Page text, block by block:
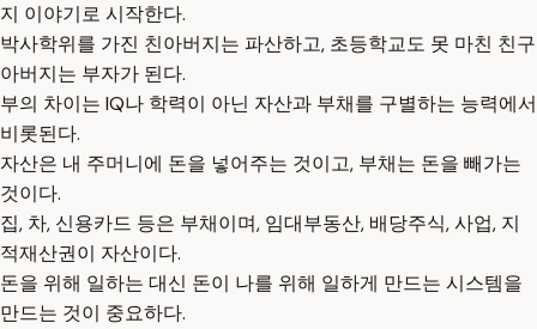
지 이야기로 시작한다.
박사학위를 가진 친아버지는 파산하고, 초등학교도 못 마친 친구
아버지는 부자가 된다.
부의 차이는 IQ나 학력이 아닌 자산과 부채를 구별하는 능력에서
비롯된다.
자산은 내 주머니에 돈을 넣어주는 것이고, 부채는 돈을 빼가는
것이다.
집, 차, 신용카드 등은 부채이며, 임대부동산, 배당주식, 사업, 지
적재산권이 자산이다.
돈을 위해 일하는 대신 돈이 나를 위해 일하게 만드는 시스템을
만드는 것이 중요하다.